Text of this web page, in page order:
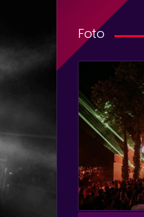
Foto